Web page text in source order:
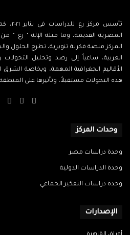
تأسس
المصرية القديمة، وما مثله الإله ” رع ”
المركز منصة فكرية تنويرية، تطرح الحلول
العربية، ساعياً إلى رصد وتحليل التحولات
الأقاليم الجغرافية المهمة، وبخاصة
هذه التحولات مستقبلاً، وتأثيرها على
فيسبوك
‫X
وحدات المركز
وحدة دراسات مصر
وحدة الدراسات الدولية
وحدة دراسات التفكير الجماعي
الإصدارات